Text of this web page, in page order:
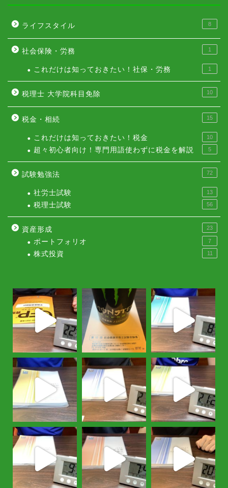
ライフスタイル 8
社会保険・労務 1
これだけは知っておきたい！社保・労務 1
税理士 大学院科目免除 10
税金・相続 15
これだけは知っておきたい！税金 10
超々初心者向け！専門用語使わずに税金を解説 5
試験勉強法 72
社労士試験 13
税理士試験 56
資産形成 23
ポートフォリオ 7
株式投資 11